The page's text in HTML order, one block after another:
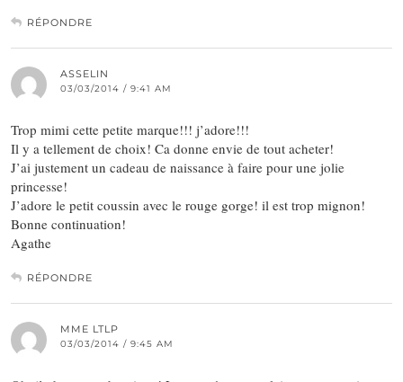
RÉPONDRE
ASSELIN
03/03/2014 / 9:41 AM
Trop mimi cette petite marque!!! j’adore!!!
Il y a tellement de choix! Ca donne envie de tout acheter!
J’ai justement un cadeau de naissance à faire pour une jolie
princesse!
J’adore le petit coussin avec le rouge gorge! il est trop mignon!
Bonne continuation!
Agathe
RÉPONDRE
MME LTLP
03/03/2014 / 9:45 AM